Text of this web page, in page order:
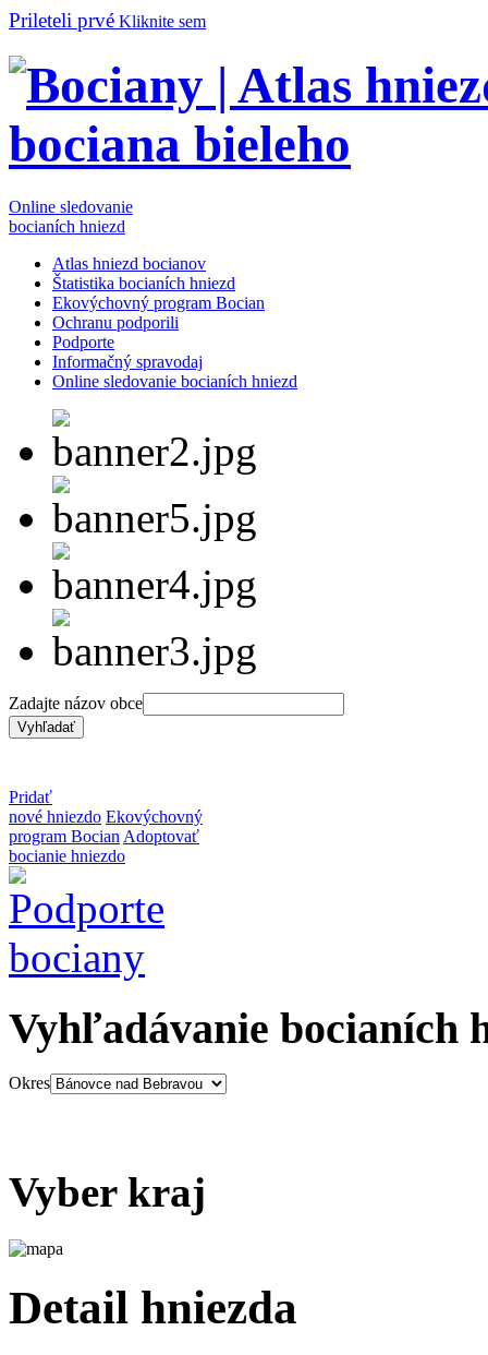
Prileteli prvé Kliknite sem
Online sledovanie
bocianích hniezd
Atlas hniezd bocianov
Štatistika bocianích hniezd
Ekovýchovný program Bocian
Ochranu podporili
Podporte
Informačný spravodaj
Online sledovanie bocianích hniezd
Zadajte názov obce
Pridať
nové hniezdo Ekovýchovný
program Bocian Adoptovať
bocianie hniezdo
Vyhľadávanie bocianích
Okres
Vyber kraj
Detail hniezda